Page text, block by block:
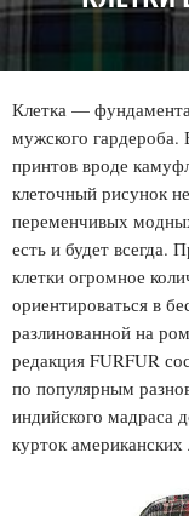
Клетка —
мужского гардероба.
принтов вроде
клеточный рисунок
переменчивых
есть и будет всегда.
клетки огромное
ориентироваться в
разлинованной на
редакция FURFUR
по популярным
индийского мадраса
курток американских